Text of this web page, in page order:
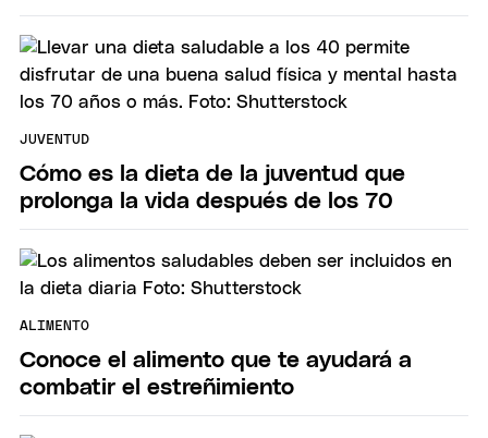
JUVENTUD
Cómo es la dieta de la juventud que
prolonga la vida después de los 70
ALIMENTO
Conoce el alimento que te ayudará a
combatir el estreñimiento